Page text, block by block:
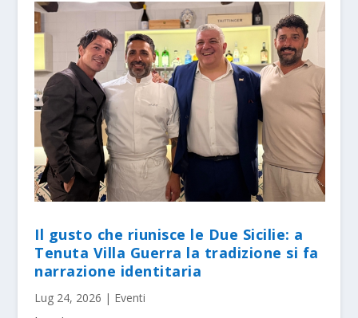
Il gusto che riunisce le Due Sicilie: a
Tenuta Villa Guerra la tradizione si fa
narrazione identitaria
Lug 24, 2026 | Eventi